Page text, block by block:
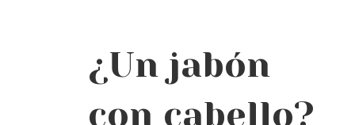
¿Un jabón
con cabello?